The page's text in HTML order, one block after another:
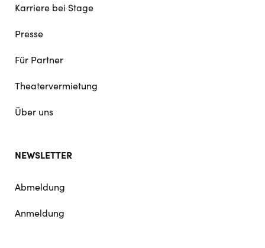
Karriere bei Stage
Presse
Für Partner
Theatervermietung
Über uns
NEWSLETTER
Abmeldung
Anmeldung